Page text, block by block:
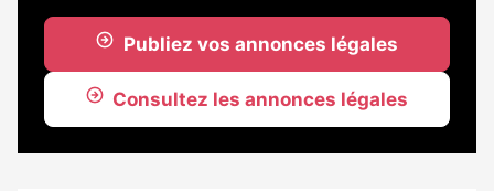
Publiez vos annonces légales
Consultez les annonces légales